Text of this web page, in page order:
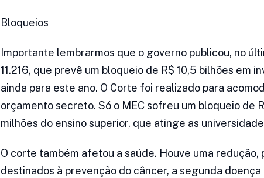
Bloqueios
Importante lembrarmos que o governo publicou, no
11.216, que prevê um bloqueio de R$ 10,5 bilhões em
ainda para este ano. O Corte foi realizado para
orçamento secreto. Só o MEC sofreu um bloqueio de
milhões do ensino superior, que atinge as
O corte também afetou a saúde. Houve uma
destinados à prevenção do câncer, a segunda